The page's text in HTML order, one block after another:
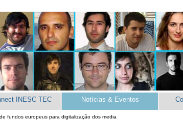
INESC TEC Notícias & Eventos
fundos europeus para digitalização dos media